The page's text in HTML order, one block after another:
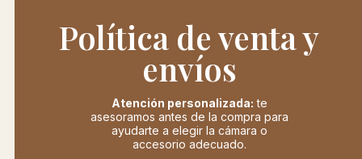
Política de venta y
envíos
Atención personalizada: te
asesoramos antes de la compra para
ayudarte a elegir la cámara o
accesorio adecuado.